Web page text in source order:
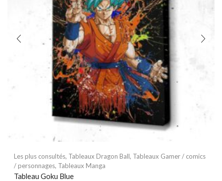
Les plus consultés, Tableaux Dragon Ball, Tableaux Gamer / comics
/ personnages, Tableaux Manga
Tableau Goku Blue